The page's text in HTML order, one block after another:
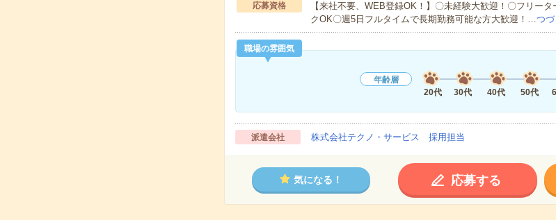
応募資格
【来社不要、WEB登録OK！】〇未経験大歓迎！〇フリー
クOK〇週5日フルタイムで長期勤務可能な方大歓迎！…つ
職場の雰囲気
年齢層
20代
30代 40代 50代
派遣会社 株式会社テクノ・サービス 採用担当
気になる！ 応募する